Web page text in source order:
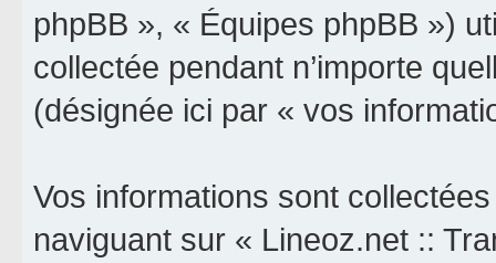
phpBB », « Équipes phpBB »)
collectée pendant n’importe
(désignée ici par « vos
Vos informations sont
naviguant sur « Lineoz.net ::